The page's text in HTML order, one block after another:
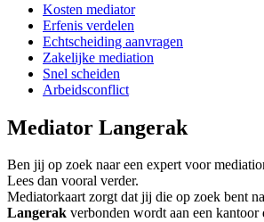
Kosten mediator
Erfenis verdelen
Echtscheiding aanvragen
Zakelijke mediation
Snel scheiden
Arbeidsconflict
Mediator Langerak
Ben jij op zoek naar een expert voor
Lees dan vooral verder.
Mediatorkaart zorgt dat jij die op zoek bent
Langerak verbonden wordt aan een kantoor